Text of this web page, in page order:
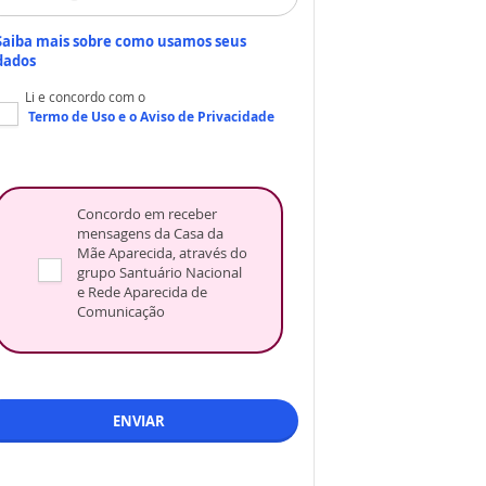
mais sobre como usamos seus
Li e concordo com o
Termo de Usoe oAviso de Privacidade
Concordo em receber
mensagens da Casa da
Mãe Aparecida, através do
grupo Santuário Nacional
e Rede Aparecida de
Comunicação
ENVIAR